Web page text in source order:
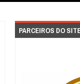
PARCEIROS DO